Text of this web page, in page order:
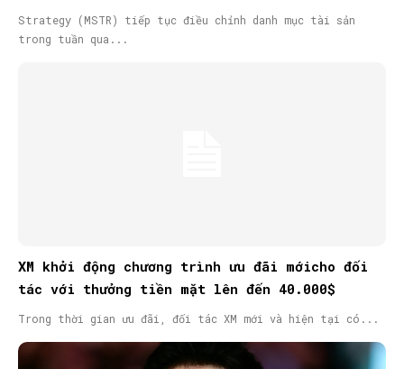
Strategy (MSTR) tiếp tục điều chỉnh danh mục tài sản
trong tuần qua...
XM khởi động chương trình ưu đãi mớicho đối
tác với thưởng tiền mặt lên đến 40.000$
Trong thời gian ưu đãi, đối tác XM mới và hiện tại có...